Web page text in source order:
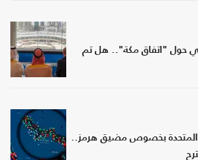
حول "اتفاق مكة".. هل تم
المتحدة بخصوص مضيق هرمز..